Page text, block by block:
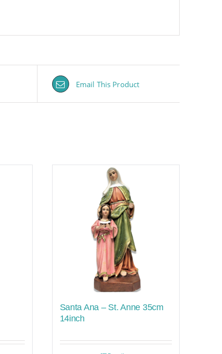
Email This Product
Santa Ana – St. Anne 35cm
14inch